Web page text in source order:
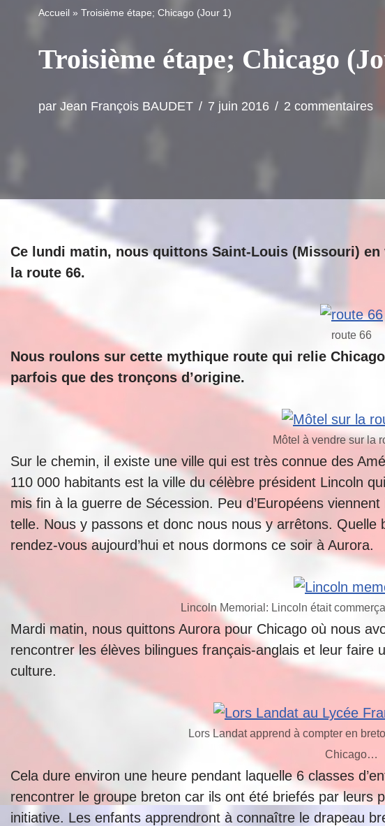
Accueil » Troisième étape; Chicago (Jour 1)
Troisième étape; Chicago
par Jean François BAUDET 7 juin 2016 2 commentaires
Ce lundi matin, nous quittons Saint-Louis (Missouri)
la route 66.
route 66
Nous roulons sur cette mythique route qui relie
parfois que des tronçons d’origine.
Môtel à vendre sur la
Sur le chemin, il existe une ville qui est très connue des
110 000 habitants est la ville du célèbre président Lincoln
mis fin à la guerre de Sécession. Peu d’Européens
telle. Nous y passons et donc nous nous y arrêtons. Quelle
rendez-vous aujourd’hui et nous dormons ce soir à Aurora.
Lincoln Memorial: Lincoln était
Mardi matin, nous quittons Aurora pour Chicago où nous
rencontrer les élèves bilingues français-anglais et leur faire
culture.
Lors Landat apprend à compter en
Chicago…
Cela dure environ une heure pendant laquelle 6 classes
rencontrer le groupe breton car ils ont été briefés par leurs
initiative. Les enfants apprendront à connaître le drapeau